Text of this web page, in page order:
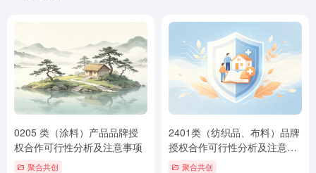
0205 类（涂料）产品品牌授
权合作可行性分析及注意事项
聚合共创
2401类（纺织品、布料）品牌
授权合作可行性分析及注意事
项（通用标准版）
聚合共创